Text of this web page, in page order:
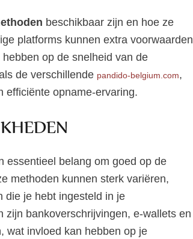
beschikbaar zijn en hoe ze
platforms kunnen extra voorwaarden
op de snelheid van de
de verschillende pandido-belgium.com,
efficiënte opname-ervaring.
essentieel belang om goed op de
methoden kunnen sterk variëren,
die je hebt ingesteld in je
bankoverschrijvingen, e-wallets en
wat invloed kan hebben op je